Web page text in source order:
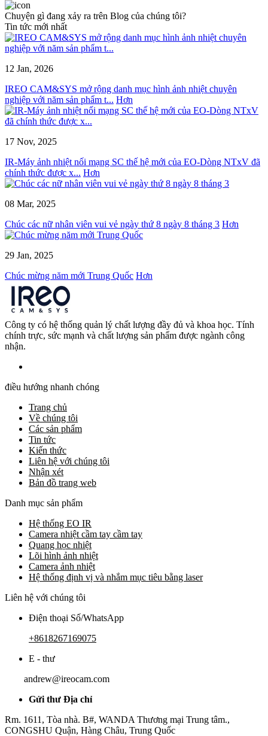
Chuyện gì đang xảy ra trên Blog của chúng tôi?
Tin tức mới nhất
12 Jan, 2026
IREO CAM&SYS mở rộng danh mục hình ảnh nhiệt chuyên
nghiệp với năm sản phẩm t... Hơn
17 Nov, 2025
IR-Máy ảnh nhiệt nối mạng SC thế hệ mới của EO-Dòng NTxV đã
chính thức được x... Hơn
08 Mar, 2025
Chúc các nữ nhân viên vui vẻ ngày thứ 8 ngày 8 tháng 3 Hơn
29 Jan, 2025
Chúc mừng năm mới Trung Quốc Hơn
Công ty có hệ thống quản lý chất lượng đầy đủ và khoa học. Tính
chính trực, sức mạnh và chất lượng sản phẩm được ngành công
nhận.
điều hướng nhanh chóng
Trang chủ
Về chúng tôi
Các sản phẩm
Tin tức
Kiến thức
Liên hệ với chúng tôi
Nhận xét
Bản đồ trang web
Danh mục sản phẩm
Hệ thống EO IR
Camera nhiệt cầm tay cầm tay
Quang học nhiệt
Lõi hình ảnh nhiệt
Camera ảnh nhiệt
Hệ thống định vị và nhắm mục tiêu bằng laser
Liên hệ với chúng tôi
Điện thoại Số/WhatsApp
+8618267169075
E - thư
andrew@ireocam.com
Gửi thư Địa chỉ
Rm. 1611, Tòa nhà. B#, WANDA Thương mại Trung tâm.,
CONGSHU Quận, Hàng Châu, Trung Quốc